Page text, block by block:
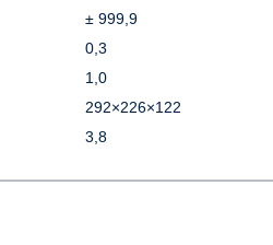
± 999,9
0,3
1,0
292×226×122
3,8